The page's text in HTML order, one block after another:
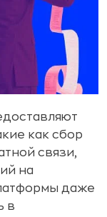
как сбор
связи,
на
даже
в